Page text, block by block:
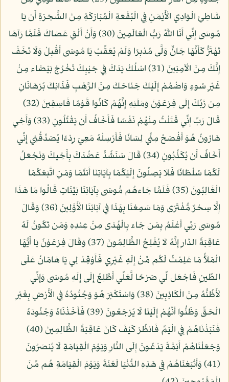
شَاطِئِ الْوَادِي الْأَيْمَنِ فِي الْبُقْعَةِ الْمُبَارَكَةِ مِنَ الشَّجَرَةِ أَن يَا
مُوسَى إِنِّي أَنَا اللَّهُ رَبُّ الْعَالَمِينَ (30) وَأَنْ أَلْقِ عَصَاكَ فَلَمَّا رَآهَا
تَهْتَزُّ كَأَنَّهَا جَانٌّ وَلَّى مُدْبِرًا وَلَمْ يُعَقِّبْ يَا مُوسَى أَقْبِلْ وَلَا تَخَفْ
إِنَّكَ مِنَ الْآمِنِينَ (31) اسْلُكْ يَدَكَ فِي جَيْبِكَ تَخْرُجْ بَيْضَاء مِنْ
غَيْرِ سُوءٍ وَاضْمُمْ إِلَيْكَ جَنَاحَكَ مِنَ الرَّهْبِ فَذَانِكَ بُرْهَانَانِ
مِن رَّبِّكَ إِلَى فِرْعَوْنَ وَمَلَئِهِ إِنَّهُمْ كَانُوا قَوْمًا فَاسِقِينَ (32)
قَالَ رَبِّ إِنِّي قَتَلْتُ مِنْهُمْ نَفْسًا فَأَخَافُ أَن يَقْتُلُونِ (33) وَأَخِي
هَارُونُ هُوَ أَفْصَحُ مِنِّي لِسَانًا فَأَرْسِلْهُ مَعِيَ رِدْءًا يُصَدِّقُنِي إِنِّي
أَخَافُ أَن يُكَذِّبُونِ (34) قَالَ سَنَشُدُّ عَضُدَكَ بِأَخِيكَ وَنَجْعَلُ
لَكُمَا سُلْطَانًا فَلَا يَصِلُونَ إِلَيْكُمَا بِآيَاتِنَا أَنتُمَا وَمَنِ اتَّبَعَكُمَا
الْغَالِبُونَ (35) فَلَمَّا جَاءهُم مُّوسَى بِآيَاتِنَا بَيِّنَاتٍ قَالُوا مَا هَذَا
إِلَّا سِحْرٌ مُّفْتَرًى وَمَا سَمِعْنَا بِهَذَا فِي آبَائِنَا الْأَوَّلِينَ (36) وَقَالَ
مُوسَى رَبِّي أَعْلَمُ بِمَن جَاء بِالْهُدَى مِنْ عِندِهِ وَمَن تَكُونُ لَهُ
عَاقِبَةُ الدَّارِ إِنَّهُ لَا يُفْلِحُ الظَّالِمُونَ (37) وَقَالَ فِرْعَوْنُ يَا أَيُّهَا
الْمَلَأُ مَا عَلِمْتُ لَكُم مِّنْ إِلَهٍ غَيْرِي فَأَوْقِدْ لِي يَا هَامَانُ عَلَى
الطِّينِ فَاجْعَل لِّي صَرْحًا لَّعَلِّي أَطَّلِعُ إِلَى إِلَهِ مُوسَى وَإِنِّي
لَأَظُنُّهُ مِنَ الْكَاذِبِينَ (38) وَاسْتَكْبَرَ هُوَ وَجُنُودُهُ فِي الْأَرْضِ بِغَيْرِ
الْحَقِّ وَظَنُّوا أَنَّهُمْ إِلَيْنَا لَا يُرْجَعُونَ (39) فَأَخَذْنَاهُ وَجُنُودَهُ
فَنَبَذْنَاهُمْ فِي الْيَمِّ فَانظُرْ كَيْفَ كَانَ عَاقِبَةُ الظَّالِمِينَ (40)
وَجَعَلْنَاهُمْ أَئِمَّةً يَدْعُونَ إِلَى النَّارِ وَيَوْمَ الْقِيَامَةِ لَا يُنصَرُونَ
(41) وَأَتْبَعْنَاهُمْ فِي هَذِهِ الدُّنْيَا لَعْنَةً وَيَوْمَ الْقِيَامَةِ هُم مِّنَ